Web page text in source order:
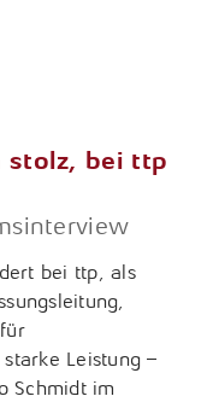
stolz, bei ttp
bei ttp, als
Leistung –
Schmidt im